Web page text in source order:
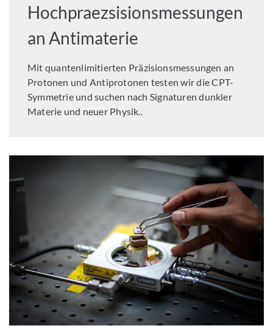
Hochpraezsisionsmessungen
an Antimaterie
Mit quantenlimitierten Präzisionsmessungen an
Protonen und Antiprotonen testen wir die CPT-
Symmetrie und suchen nach Signaturen dunkler
Materie und neuer Physik..